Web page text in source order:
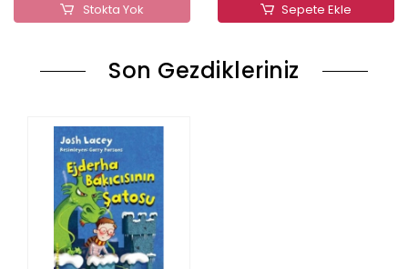
Stokta Yok Sepete Ekle
Son Gezdikleriniz